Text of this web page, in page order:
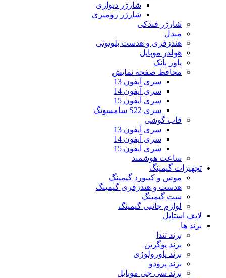
شارژر دیواری
شارژر رومیزی
شارژر فندکی
مبدل
هندزفری و هدست بلوتوثی
هولدر موبایل
پاور بانک
محافظ صفحه نمایش
سری آیفون 13
سری آیفون 14
سری آیفون 15
سری S22 سامسونگ
قاب گوشی
سری آیفون 13
سری آیفون 14
سری آیفون 15
ساعت هوشمند
تجهیزات گیمینگ
موس و کیبورد گیمینگ
هدست و هندزفری گیمینگ
ست گیمینگ
لوازم جانبی گیمینگ
لایف استایل
برند ها
برند تندا
برند یوگرین
برند پاورولوژی
برند پرودو
برند سی جی موبایل